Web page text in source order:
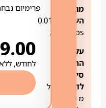
מהירות
העלאה:
0.01-
250Mbps
עלות
התקנת
סיב
לדירה:
החל
פרימיום
לחודש,